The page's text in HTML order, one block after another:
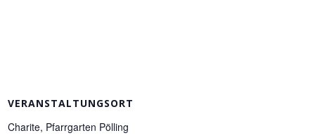
VERANSTALTUNGSORT
Charite, Pfarrgarten Pölling